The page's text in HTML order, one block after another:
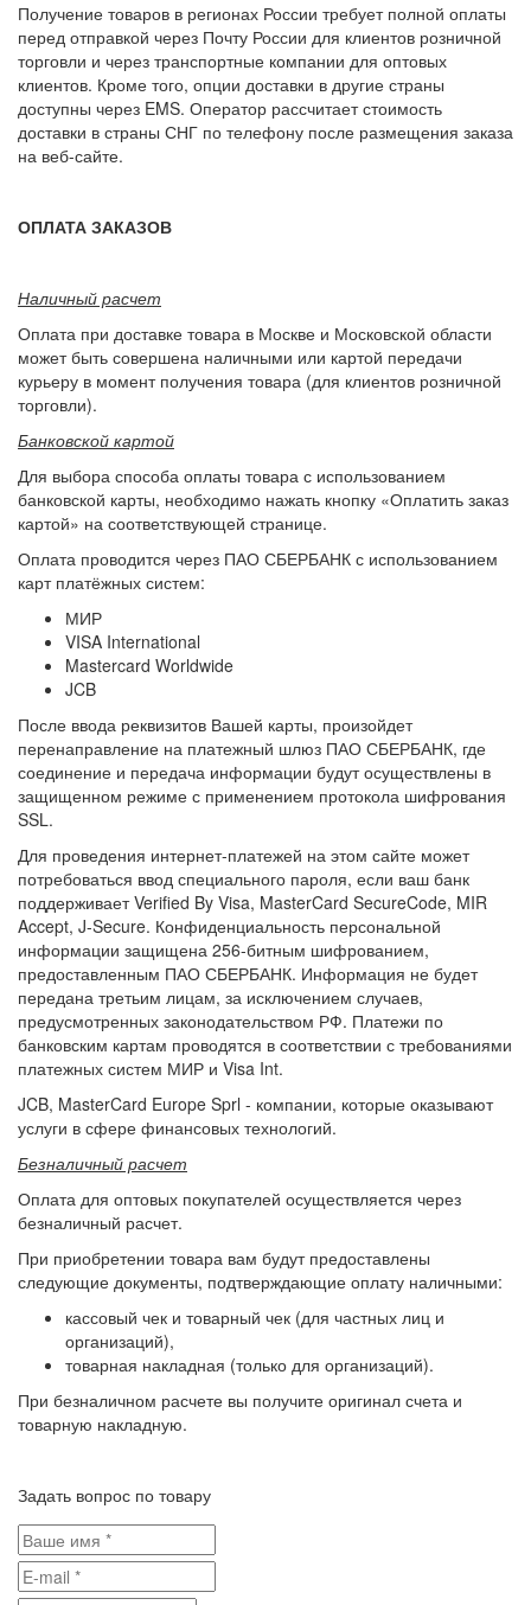
Получение товаров в регионах России требует полной оплаты
перед отправкой через Почту России для клиентов розничной
торговли и через транспортные компании для оптовых
клиентов. Кроме того, опции доставки в другие страны
доступны через EMS. Оператор рассчитает стоимость
доставки в страны СНГ по телефону после размещения заказа
на веб-сайте.
ОПЛАТА ЗАКАЗОВ
Наличный расчет
Оплата при доставке товара в Москве и Московской области
может быть совершена наличными или картой передачи
курьеру в момент получения товара (для клиентов розничной
торговли).
Банковской картой
Для выбора способа оплаты товара с использованием
банковской карты, необходимо нажать кнопку «Оплатить заказ
картой» на соответствующей странице.
Оплата проводится через ПАО СБЕРБАНК с использованием
карт платёжных систем:
МИР
VISA International
Mastercard Worldwide
JCB
После ввода реквизитов Вашей карты, произойдет
перенаправление на платежный шлюз ПАО СБЕРБАНК, где
соединение и передача информации будут осуществлены в
защищенном режиме с применением протокола шифрования
SSL.
Для проведения интернет-платежей на этом сайте может
потребоваться ввод специального пароля, если ваш банк
поддерживает Verified By Visa, MasterCard SecureCode, MIR
Accept, J-Secure. Конфиденциальность персональной
информации защищена 256-битным шифрованием,
предоставленным ПАО СБЕРБАНК. Информация не будет
передана третьим лицам, за исключением случаев,
предусмотренных законодательством РФ. Платежи по
банковским картам проводятся в соответствии с требованиями
платежных систем МИР и Visa Int.
JCB, MasterCard Europe Sprl - компании, которые оказывают
услуги в сфере финансовых технологий.
Безналичный расчет
Оплата для оптовых покупателей осуществляется через
безналичный расчет.
При приобретении товара вам будут предоставлены
следующие документы, подтверждающие оплату наличными:
кассовый чек и товарный чек (для частных лиц и
организаций),
товарная накладная (только для организаций).
При безналичном расчете вы получите оригинал счета и
товарную накладную.
Задать вопрос по товару